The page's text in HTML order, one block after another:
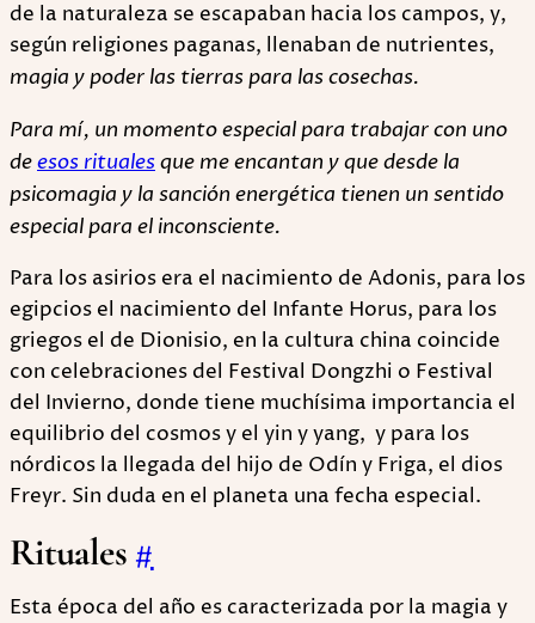
de la naturaleza se escapaban hacia los campos, y,
según religiones paganas, llenaban de nutrientes,
magia y poder las tierras para las cosechas.
Para mí, un momento especial para trabajar con uno
deesos ritualesque me encantan y que desde la
psicomagia y la sanción energética tienen un sentido
especial para el inconsciente.
Para los asirios era el nacimiento de Adonis, para los
egipcios el nacimiento del Infante Horus, para los
griegos el de Dionisio, en la cultura china coincide
con celebraciones del Festival Dongzhi o Festival
del Invierno, donde tiene muchísima importancia el
equilibrio del cosmos y el yin y yang, y para los
nórdicos la llegada del hijo de Odín y Friga, el dios
Freyr. Sin duda en el planeta una fecha especial.
Rituales#
Esta época del año es caracterizada por la magia y